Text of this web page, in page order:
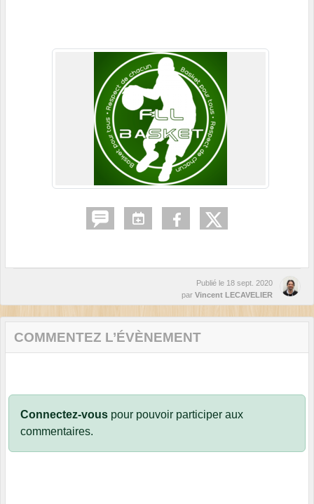
Publié le 18 sept. 2020
par Vincent LECAVELIER
COMMENTEZ L’ÉVÈNEMENT
Connectez-vous pour pouvoir participer aux
commentaires.